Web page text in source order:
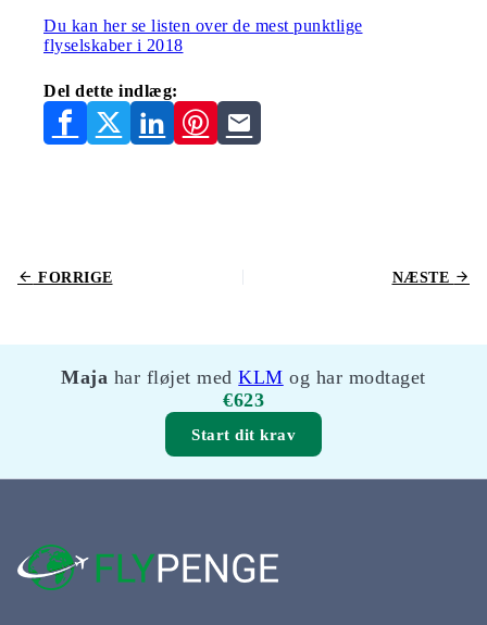
Du kan her se listen over de mest punktlige
flyselskaber i 2018
Del dette indlæg:
FORRIGE NÆSTE
Maja har fløjet medKLM og har modtaget
€623
Start dit krav